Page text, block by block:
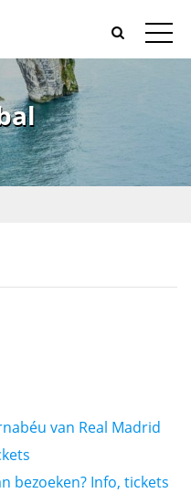
van Real Madrid
bezoeken? Info, tickets